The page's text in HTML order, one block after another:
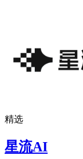
精选
星流AI